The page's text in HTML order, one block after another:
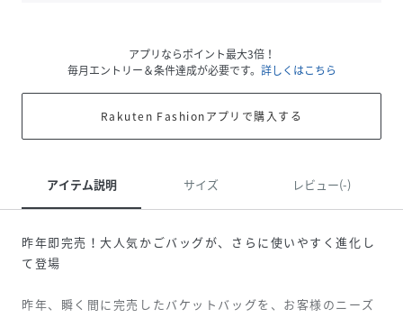
アプリならポイント最大3倍！
毎月エントリー＆条件達成が必要です。 詳しくはこちら
Rakuten Fashionアプリで購入する
アイテム説明 サイズ レビュー(-)
昨年即完売！大人気かごバッグが、さらに使いやすく進化し
て登場
昨年、瞬く間に完売したバケットバッグを、お客様のニーズ